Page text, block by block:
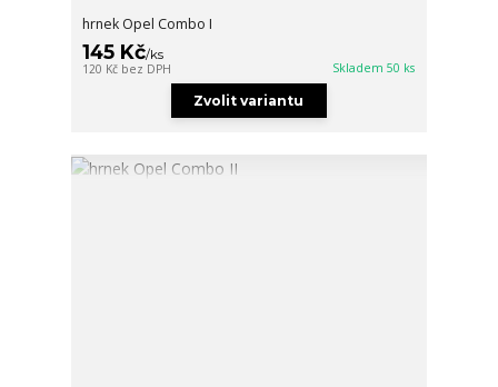
hrnek Opel Combo I
145 Kč/ks
120 Kč bez DPH Skladem 50 ks
Zvolit variantu